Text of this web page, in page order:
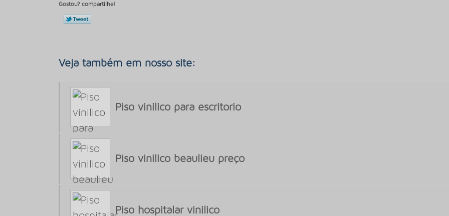
Gostou? compartilhe!
Veja também em nosso site:
Piso vinilico para escritorio
Piso vinilico beaulieu preço
Piso hospitalar vinilico